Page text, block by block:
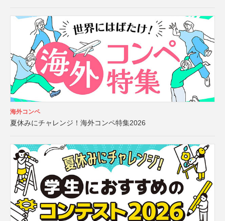
海外コンペ
夏休みにチャレンジ！海外コンペ特集2026